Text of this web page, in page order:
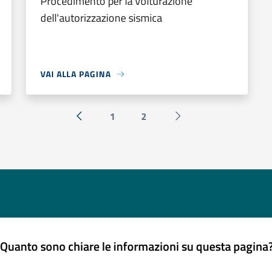
dell'autorizzazione sismica
VAI ALLA PAGINA
« Precedente
1 2
Successiva »
Quanto sono chiare le informazioni su questa